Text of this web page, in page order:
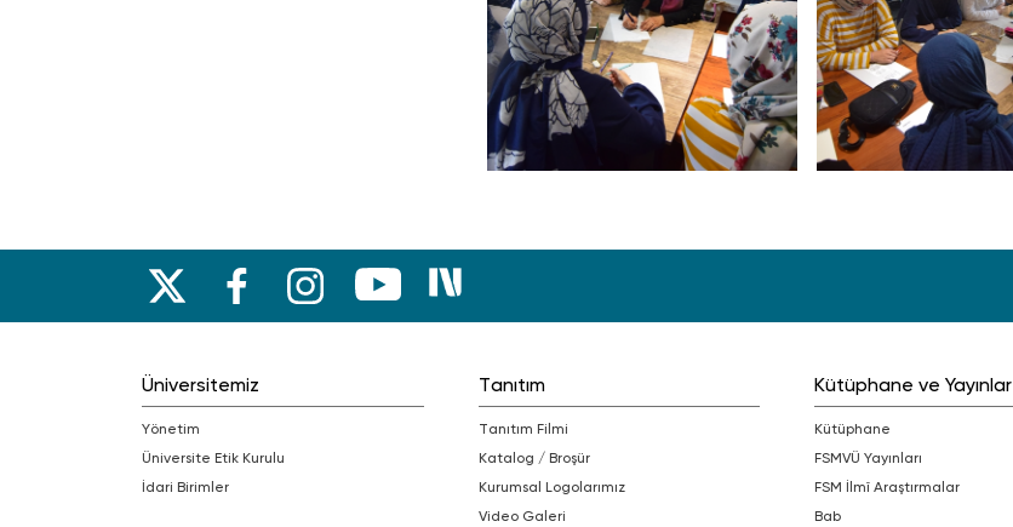
Üniversitemiz
Yönetim
Üniversite Etik Kurulu
İdari Birimler
Tanıtım
Tanıtım Filmi
Katalog / Broşür
Kurumsal Logolarımız
Video Galeri
Kütüphane ve Yayınlar
Kütüphane
FSMVÜ Yayınları
FSM İlmî Araştırmalar
bab